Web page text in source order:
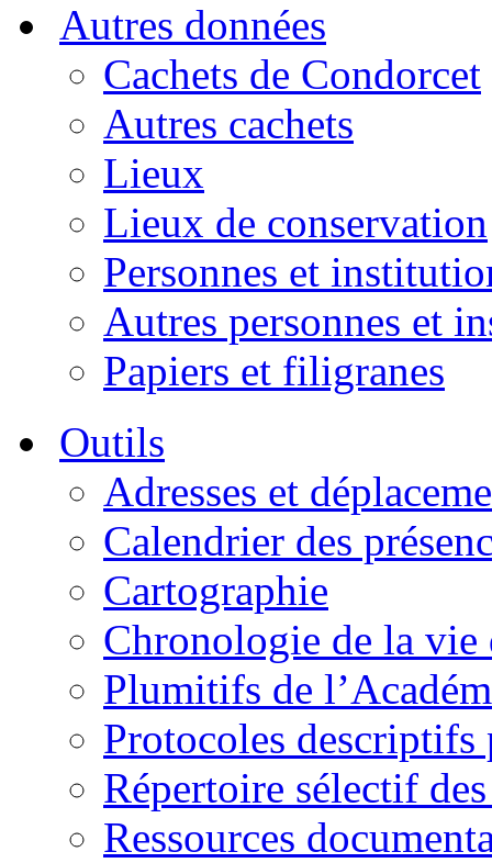
Autres données
Cachets de Condorcet
Autres cachets
Lieux
Lieux de conservation
Personnes et
Autres personnes et
Papiers et filigranes
Outils
Adresses et
Calendrier des
Cartographie
Chronologie de la vie
Plumitifs de
Protocoles descriptifs
Répertoire sélectif
Ressources